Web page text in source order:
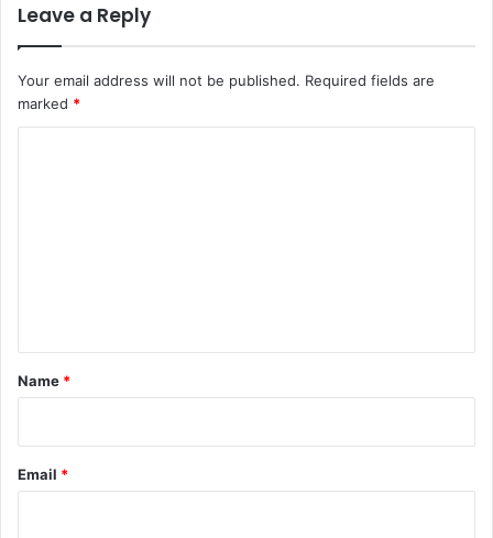
Leave a Reply
Your email address will not be published. Required fields are
marked *
*
Name *
Email *